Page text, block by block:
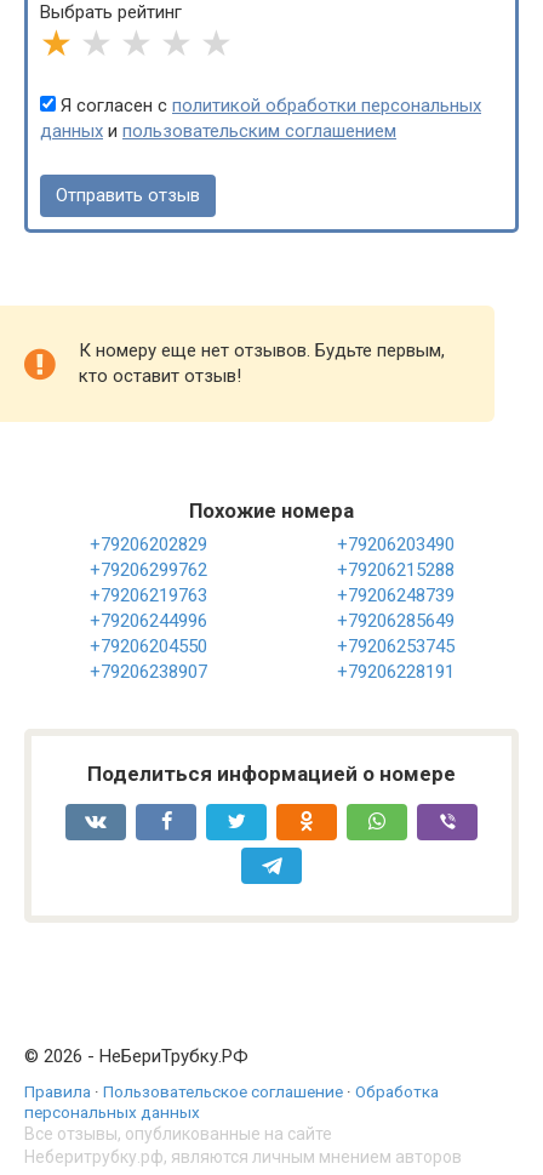
Выбрать рейтинг
★ ★ ★ ★ ★
Я согласен с политикой обработки персональных
данных и пользовательским соглашением
К номеру еще нет отзывов. Будьте первым,
кто оставит отзыв!
Похожие номера
+79206202829
+79206203490
+79206299762
+79206215288
+79206219763
+79206248739
+79206244996
+79206285649
+79206204550
+79206253745
+79206238907
+79206228191
Поделиться информацией о номере
© 2026 - НеБериТрубку.РФ
Правила · Пользовательское соглашение · Обработка
персональных данных
Все отзывы, опубликованные на сайте
Неберитрубку.рф, являются личным мнением авторов